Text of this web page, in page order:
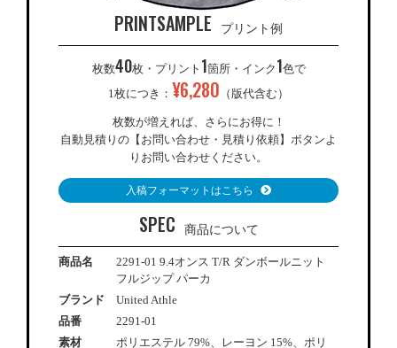
PRINTSAMPLE プリント例
枚数40枚・プリント 1箇所・インク 1色で
1枚につき： ¥6,280 （版代含む）
枚数が増えれば、さらにお得に！
自動見積りの【お問い合わせ・見積り依頼】ボタンよ
りお問い合わせください。
入稿フォーマットはこちら
SPEC 商品について
商品名
2291-01 9.4オンス T/R ダンボールニット
フルジップ パーカ
ブランド
United Athle
品番
2291-01
素材
ポリエステル 79%、レーヨン 15%、ポリ